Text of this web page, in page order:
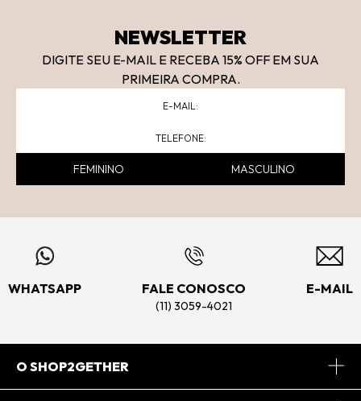
NEWSLETTER
DIGITE SEU E-MAIL E RECEBA 15% OFF EM SUA
PRIMEIRA COMPRA.
FEMININO MASCULINO
WHATSAPP FALE CONOSCO
(11) 3059-4021
E-MAIL
O SHOP2GETHER